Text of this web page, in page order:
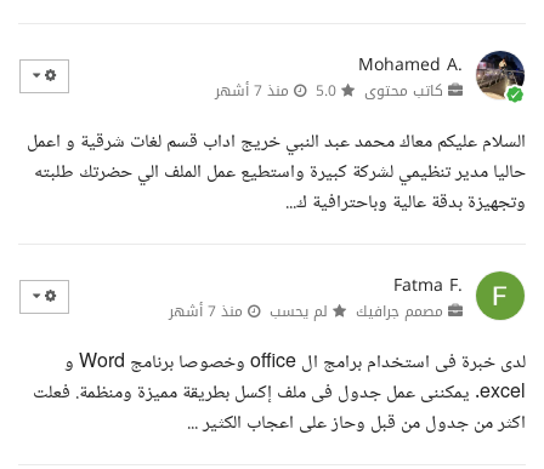
Mohamed A.
كاتب محتوى منذ 7 أشهر
السلام عليكم معاك محمد عبد النبي خريج اداب قسم لغات شرقية و اعمل
حاليا مدير تنظيمي لشركة كبيرة واستطيع عمل الملف الي حضرتك طلبته
وتجهيزة بدقة عالية وباحترافية ك...
Fatma F.
مصمم جرافيك لم يحسب منذ 7 أشهر
لدى خبرة فى استخدام برامج ال office وخصوصا برنامج Word و
excel. يمكننى عمل جدول فى ملف إكسل بطريقة مميزة ومنظمة. فعلت
اكثر من جدول من قبل وحاز على اعجاب الكثير ...